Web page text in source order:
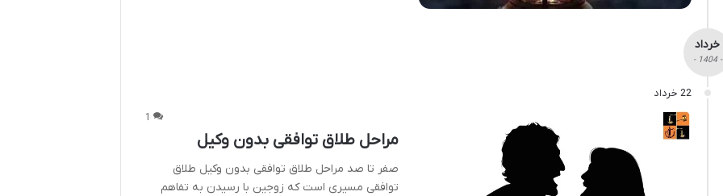
خرداد
- 1404 -
22 خرداد
1
مراحل طلاق توافقی بدون وکیل
صفر تا صد مراحل طلاق توافقی بدون وکیل طلاق
توافقی مسیری است که زوجین با رسیدن به تفاهم